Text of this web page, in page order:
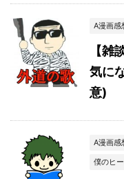
A漫画感
【雑
気に
意)
A漫画感
僕のヒ